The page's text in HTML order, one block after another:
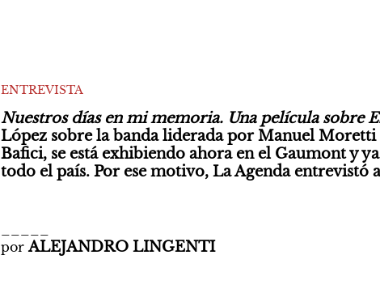
ENTREVISTA
Nuestros días en mi memoria. Una película sobre
López sobre la banda liderada por Manuel Moretti
Bafici, se está exhibiendo ahora en el Gaumont y
todo el país. Por ese motivo, La Agenda entrevistó
por ALEJANDRO LINGENTI